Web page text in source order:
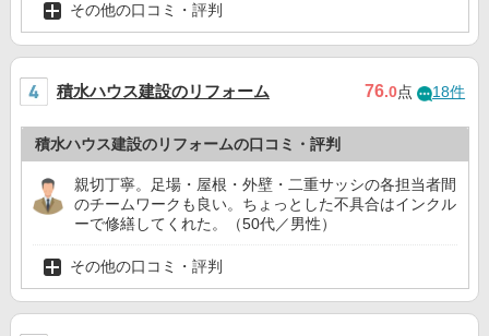
その他の口コミ・評判
積水ハウス建設のリフォーム 76.0点 18件
積水ハウス建設のリフォームの口コミ・評判
親切丁寧。足場・屋根・外壁・二重サッシの各担当者間
のチームワークも良い。ちょっとした不具合はインクル
ーで修繕してくれた。（50代／男性）
その他の口コミ・評判